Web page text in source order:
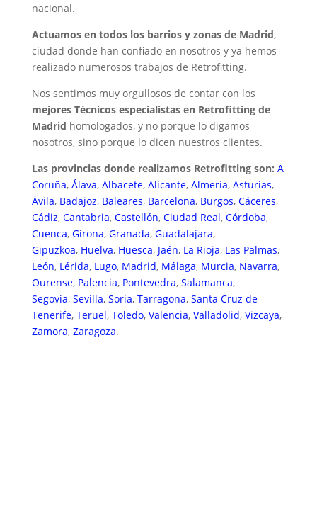
nacional.
Actuamos en todos los barrios y zonas de Madrid,
ciudad donde han confiado en nosotros y ya hemos
realizado numerosos trabajos de Retrofitting.
Nos sentimos muy orgullosos de contar con los
mejores Técnicos especialistas en Retrofitting de
Madrid homologados, y no porque lo digamos
nosotros, sino porque lo dicen nuestros clientes.
Las provincias donde realizamos Retrofitting son: A
Coruña, Álava, Albacete, Alicante, Almería, Asturias,
Ávila, Badajoz, Baleares, Barcelona, Burgos, Cáceres,
Cádiz, Cantabria, Castellón, Ciudad Real, Córdoba,
Cuenca, Girona, Granada, Guadalajara,
Gipuzkoa, Huelva, Huesca, Jaén, La Rioja, Las Palmas,
León, Lérida, Lugo, Madrid, Málaga, Murcia, Navarra,
Ourense, Palencia, Pontevedra, Salamanca,
Segovia, Sevilla, Soria, Tarragona, Santa Cruz de
Tenerife, Teruel, Toledo, Valencia, Valladolid, Vizcaya,
Zamora, Zaragoza.